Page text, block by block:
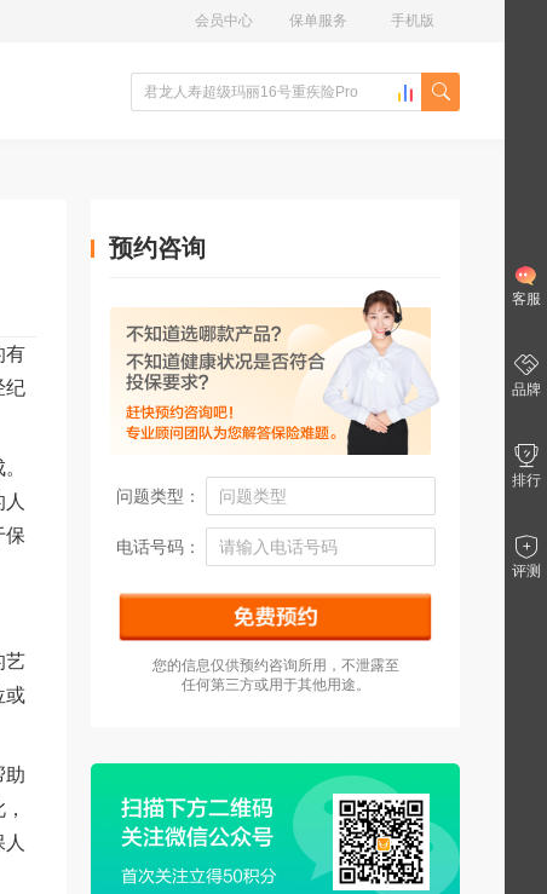
手机版
保单服务
会员中心
有
纪
保
艺
或
助
预约咨询
问题类型：
电话号码：
您的信息仅供预约咨询所用，不泄露至
任何第三方或用于其他用途。
客服
品牌
排行
评测